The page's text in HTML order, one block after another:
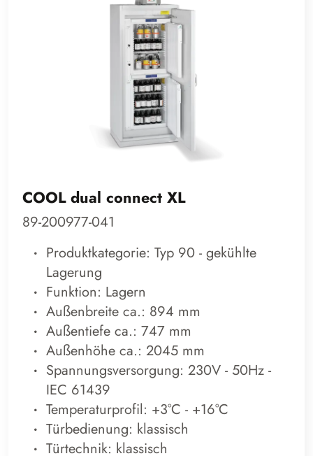
COOL dual connect XL
89-200977-041
Produktkategorie: Typ 90 - gekühlte
Lagerung
Funktion: Lagern
Außenbreite ca.: 894 mm
Außentiefe ca.: 747 mm
Außenhöhe ca.: 2045 mm
Spannungsversorgung: 230V - 50Hz -
IEC 61439
Temperaturprofil: +3°C - +16°C
Türbedienung: klassisch
Türtechnik: klassisch